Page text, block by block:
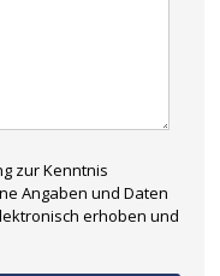
zur Kenntnis
Angaben und Daten
erhoben und